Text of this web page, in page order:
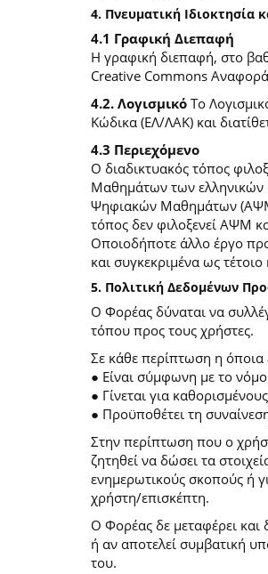
4. Πνευματική Ιδιοκτησία
4.1 Γραφική Διεπαφή
Η γραφική διεπαφή, στο
Creative Commons
4.2. ΛογισμικόΤο
Κώδικα (ΕΛ/ΛΑΚ) και
4.3 Περιεχόμενο
O διαδικτυακός τόπος
Μαθημάτων των ελληνικών
Ψηφιακών Μαθημάτων (ΑΨΜ)
τόπος δεν φιλοξενεί ΑΨΜ
Οποιοδήποτε άλλο έργο
και συγκεκριμένα ως τέτοιο
5. Πολιτική Δεδομένων
Ο Φορέας δύναται να
τόπου προς τους χρήστες.
Σε κάθε περίπτωση η όποια
● Είναι σύμφωνη με το νόμο
● Γίνεται για
● Προϋποθέτει τη
Στην περίπτωση που ο
ζητηθεί να δώσει τα
ενημερωτικούς σκοπούς ή
χρήστη/επισκέπτη.
Ο Φορέας δε μεταφέρει και
ή αν αποτελεί συμβατική
του.